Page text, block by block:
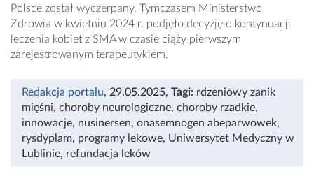
Polsce został wyczerpany. Tymczasem Ministerstwo
Zdrowia w kwietniu 2024 r. podjęło decyzję o kontynuacji
leczenia kobiet z SMA w czasie ciąży pierwszym
zarejestrowanym terapeutykiem.
Redakcja portalu, 29.05.2025, Tagi: rdzeniowy zanik
mięśni, choroby neurologiczne, choroby rzadkie,
innowacje, nusinersen, onasemnogen abeparwowek,
rysdyplam, programy lekowe, Uniwersytet Medyczny w
Lublinie, refundacja leków